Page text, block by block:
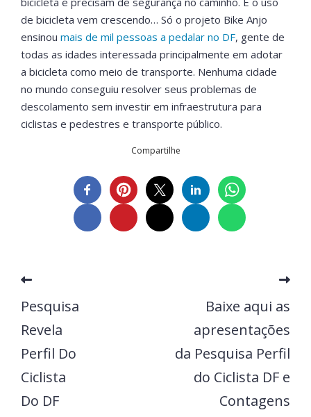
de bicicleta vem crescendo… Só o projeto Bike Anjo
ensinou mais de mil pessoas a pedalar no DF, gente de
todas as idades interessada principalmente em adotar
a bicicleta como meio de transporte. Nenhuma cidade
no mundo conseguiu resolver seus problemas de
descolamento sem investir em infraestrutura para
ciclistas e pedestres e transporte público.
Compartilhe
Pesquisa
Revela
Perfil Do
Ciclista
Do DF
Baixe aqui as
apresentações
da Pesquisa Perfil
do Ciclista DF e
Contagens